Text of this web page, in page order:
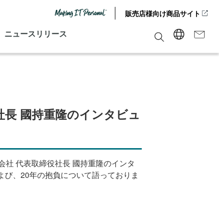
販売店様向け商品サイト
ニュースリリース
國持重隆のインタビュ
社 代表取締役社長 國持重隆のインタ
、 20年の抱負について語っておりま